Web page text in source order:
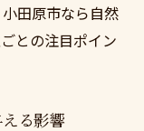
田原市なら自然
との注目ポイン
る影響